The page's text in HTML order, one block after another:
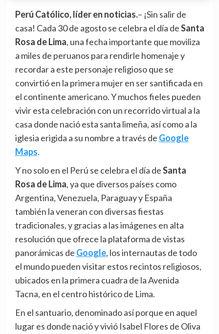
Perú Católico, líder en noticias.– ¡Sin salir de
casa! Cada 30 de agosto se celebra el día deSanta
Rosa de Lima, una fecha importante que moviliza
a miles de peruanos para rendirle homenaje y
recordar a este personaje religioso que se
convirtió en la primera mujer en ser santificada en
el continente americano. Y muchos fieles pueden
vivir esta celebración con un recorrido virtual a la
casa donde nació esta santa limeña, así como a la
iglesia erigida a su nombre a través de Google
Maps.
Y no solo en el Perú se celebra el día deSanta
Rosa de Lima, ya que diversos países como
Argentina, Venezuela, Paraguay y España
también la veneran con diversas fiestas
tradicionales, y gracias a las imágenes en alta
resolución que ofrece la plataforma de vistas
panorámicas de Google, los internautas de todo
el mundo pueden visitar estos recintos religiosos,
ubicados en la primera cuadra de la Avenida
Tacna, en el centro histórico de Lima.
En el santuario, denominado así porque en aquel
lugar es donde nació y vivió Isabel Flores de Oliva